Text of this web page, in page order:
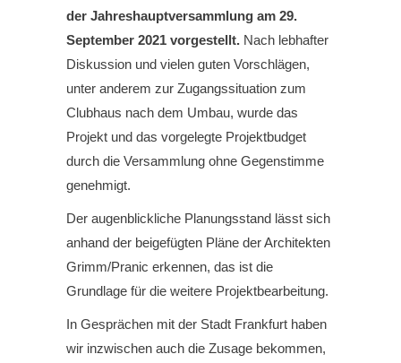
der Jahreshauptversammlung am 29.
September 2021 vorgestellt. Nach lebhafter
Diskussion und vielen guten Vorschlägen,
unter anderem zur Zugangssituation zum
Clubhaus nach dem Umbau, wurde das
Projekt und das vorgelegte Projektbudget
durch die Versammlung ohne Gegenstimme
genehmigt.
Der augenblickliche Planungsstand lässt sich
anhand der beigefügten Pläne der Architekten
Grimm/Pranic erkennen, das ist die
Grundlage für die weitere Projektbearbeitung.
In Gesprächen mit der Stadt Frankfurt haben
wir inzwischen auch die Zusage bekommen,